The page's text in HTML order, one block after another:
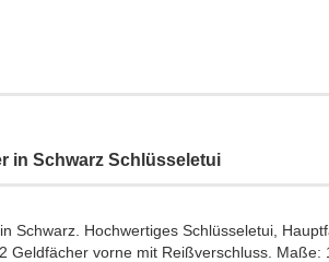
in Schwarz Schlüsseletui
Schwarz. Hochwertiges Schlüsseletui,
Geldfächer vorne mit Reißverschluss. Maße: